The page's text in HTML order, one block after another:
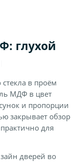
глухой
в проём
МДФ в цвет
и пропорции
закрывает обзор
для
дверей во